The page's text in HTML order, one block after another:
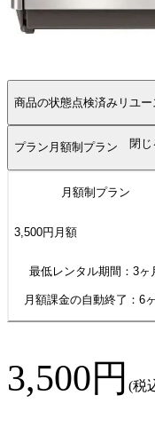
商品の状態点検済みリユー
プラン 月額制プラン 閉じ
月額制プラン
3,500円 月額
最低レンタル期間：3ヶ
月額課金の自動終了： 6
3,500円 (税